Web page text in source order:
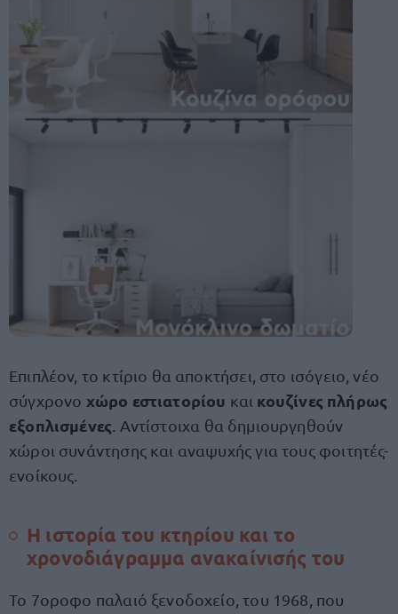
Επιπλέον, το κτίριο θα αποκτήσει, στο ισόγειο, νέο
σύγχρονο χώρο εστιατορίου και κουζίνες πλήρως
εξοπλισμένες . Αντίστοιχα θα δημιουργηθούν
χώροι συνάντησης και αναψυχής για τους φοιτητές-
ενοίκους.
Η ιστορία του κτηρίου και το
χρονοδιάγραμμα ανακαίνισής του
Το 7οροφο παλαιό ξενοδοχείο, του 1968, που